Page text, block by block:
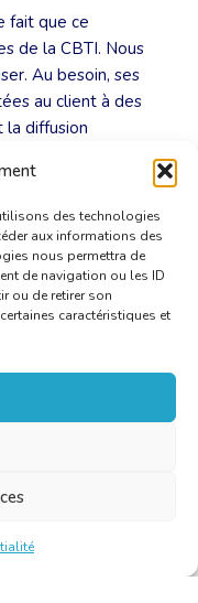
des technologies
aux informations des
nous permettra de
de navigation ou les ID
ou de retirer son
caractéristiques et
fait que ce
de la CBTI. Nous
Au besoin, ses
au client à des
la diffusion